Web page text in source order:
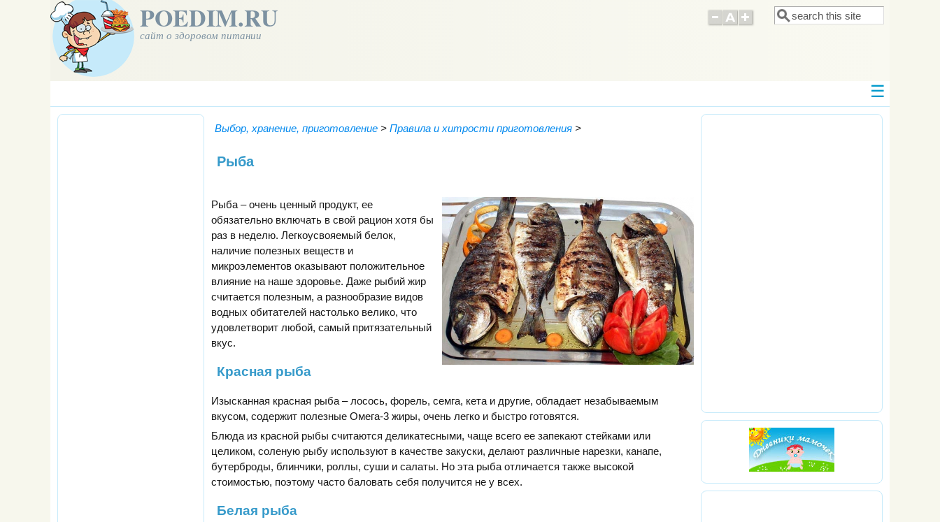
POEDIM.RU
сайт о здоровом питании
Форма поиска
Поиск
Выбор, хранение, приготовление > Правила и хитрости приготовления >
Рыба
Рыба – очень ценный продукт, ее
обязательно включать в свой рацион хотя бы
раз в неделю. Легкоусвояемый белок,
наличие полезных веществ и
микроэлементов оказывают положительное
влияние на наше здоровье. Даже рыбий жир
считается полезным, а разнообразие видов
водных обитателей настолько велико, что
удовлетворит любой, самый притязательный
вкус.
Красная рыба
Изысканная красная рыба – лосось, форель, семга, кета и другие, обладает незабываемым
вкусом, содержит полезные Омега-3 жиры, очень легко и быстро готовятся.
Блюда из красной рыбы считаются деликатесными, чаще всего ее запекают стейками или
целиком, соленую рыбу используют в качестве закуски, делают различные нарезки, канапе,
бутерброды, блинчики, роллы, суши и салаты. Но эта рыба отличается также высокой
стоимостью, поэтому часто баловать себя получится не у всех.
Белая рыба